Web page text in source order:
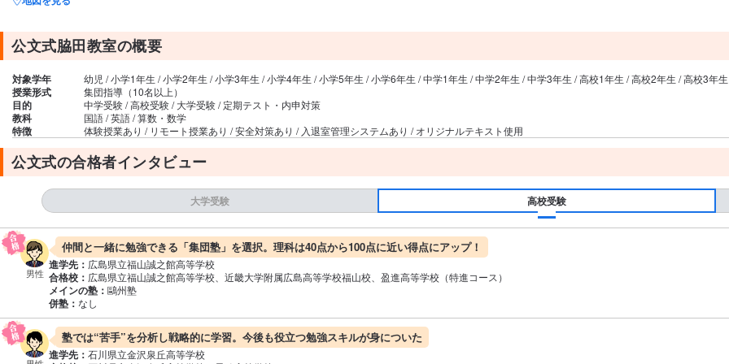
公文式脇田教室の概要
対象学年 幼児 / 小学1年生 / 小学2年生 / 小学3年生 / 小学4年生 / 小学5年生 / 小学6年生 / 中学1年生 / 中学2年生 / 中学3年生 / 高校1年生 / 高校2年生 / 高校3年
授業形式 集団指導（10名以上）
目的 中学受験 / 高校受験 / 大学受験 / 定期テスト・内申対策
教科 国語 / 英語 / 算数・数学
特徴 体験授業あり / リモート授業あり / 安全対策あり / 入退室管理システムあり / オリジナルテキスト使用
公文式の合格者インタビュー
大学受験 高校受験
男性
仲間と一緒に勉強できる「集団塾」を選択。理科は40点から100点に近い得点にアップ！
進学先： 広島県立福山誠之館高等学校
合格校： 広島県立福山誠之館高等学校、近畿大学附属広島高等学校福山校、盈進高等学校（特進コース）
メインの塾： 鷗州塾
併塾： なし
塾では“苦手”を分析し戦略的に学習。今後も役立つ勉強スキルが身についた
進学先： 石川県立金沢泉丘高等学校